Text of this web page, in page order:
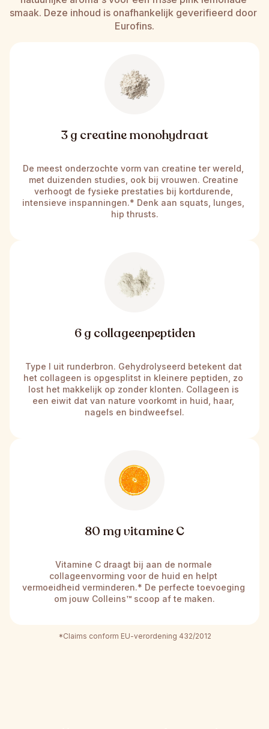
smaak. Deze inhoud is onafhankelijk geverifieerd door
Eurofins.
3 g creatine monohydraat
De meest onderzochte vorm van creatine ter wereld,
met duizenden studies, ook bij vrouwen. Creatine
verhoogt de fysieke prestaties bij kortdurende,
intensieve inspanningen.* Denk aan squats, lunges,
hip thrusts.
6 g collageenpeptiden
Type I uit runderbron. Gehydrolyseerd betekent dat
het collageen is opgesplitst in kleinere peptiden, zo
lost het makkelijk op zonder klonten. Collageen is
een eiwit dat van nature voorkomt in huid, haar,
nagels en bindweefsel.
80 mg vitamine C
Vitamine C draagt bij aan de normale
collageenvorming voor de huid en helpt
vermoeidheid verminderen.* De perfecte toevoeging
om jouw Colleins™ scoop af te maken.
*Claims conform EU-verordening 432/2012